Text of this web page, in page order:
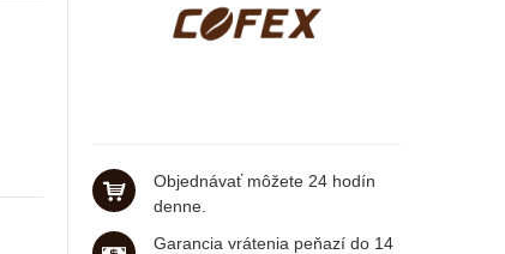
Objednávať môžete 24 hodín
denne.
Garancia vrátenia peňazí do 14